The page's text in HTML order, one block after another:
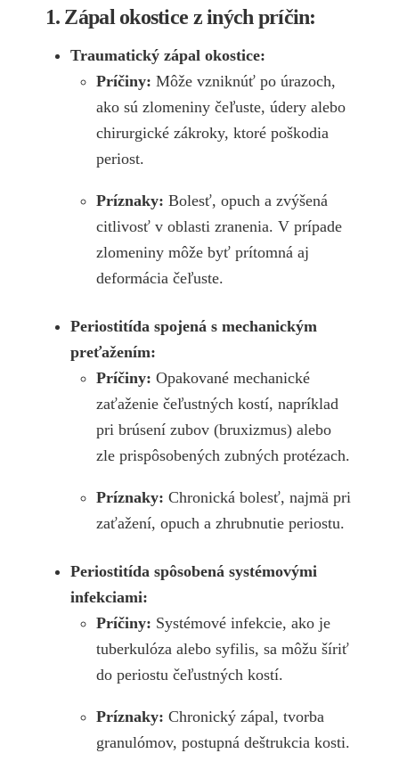
1. Zápal okostice z iných príčin:
Traumatický zápal okostice:
Príčiny: Môže vzniknúť po úrazoch,
ako sú zlomeniny čeľuste, údery alebo
chirurgické zákroky, ktoré poškodia
periost.
Príznaky: Bolesť, opuch a zvýšená
citlivosť v oblasti zranenia. V prípade
zlomeniny môže byť prítomná aj
deformácia čeľuste.
Periostitída spojená s mechanickým
preťažením:
Príčiny: Opakované mechanické
zaťaženie čeľustných kostí, napríklad
pri brúsení zubov (bruxizmus) alebo
zle prispôsobených zubných protézach.
Príznaky: Chronická bolesť, najmä pri
zaťažení, opuch a zhrubnutie periostu.
Periostitída spôsobená systémovými
infekciami:
Príčiny: Systémové infekcie, ako je
tuberkulóza alebo syfilis, sa môžu šíriť
do periostu čeľustných kostí.
Príznaky: Chronický zápal, tvorba
granulómov, postupná deštrukcia kosti.